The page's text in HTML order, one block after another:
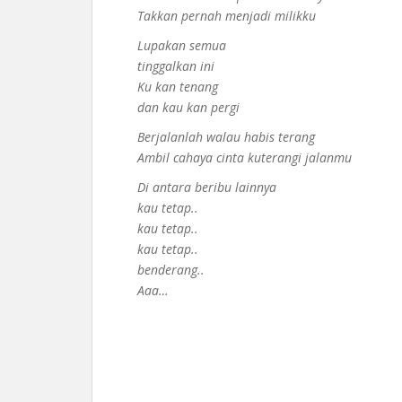
Takkan pernah menjadi milikku
Lupakan semua
tinggalkan ini
Ku kan tenang
dan kau kan pergi
Berjalanlah walau habis terang
Ambil cahaya cinta kuterangi jalanmu
Di antara beribu lainnya
kau tetap..
kau tetap..
kau tetap..
benderang..
Aaa…